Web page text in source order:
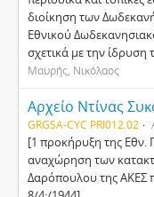
διοίκηση των
Εθνικού
σχετικά με την ίδρυση τ
Μαυρής, Νικόλαος
Αρχείο Ντίνας
GRGSA-CYC PRI012.02
[1 προκήρυξη της Εθν.
αναχώρηση των
Δαρόπουλου της ΑΚΕΣ